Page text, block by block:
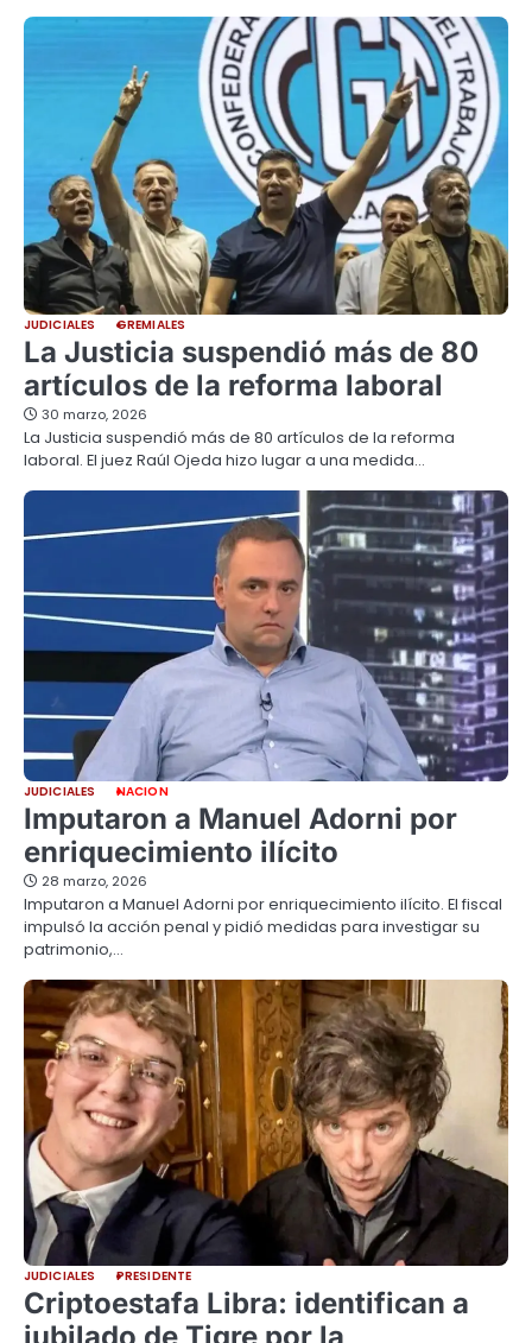
JUDICIALES GREMIALES
La Justicia suspendió más de 80
artículos de la reforma laboral
30 marzo, 2026
La Justicia suspendió más de 80 artículos de la reforma
laboral. El juez Raúl Ojeda hizo lugar a una medida…
JUDICIALES NACION
Imputaron a Manuel Adorni por
enriquecimiento ilícito
28 marzo, 2026
Imputaron a Manuel Adorni por enriquecimiento ilícito. El fiscal
impulsó la acción penal y pidió medidas para investigar su
patrimonio,…
JUDICIALES PRESIDENTE
Criptoestafa Libra: identifican a